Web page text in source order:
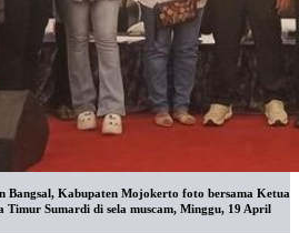
Bangsal, Kabupaten Mojokerto foto bersama Ketua
Sumardi di sela muscam, Minggu, 19 April